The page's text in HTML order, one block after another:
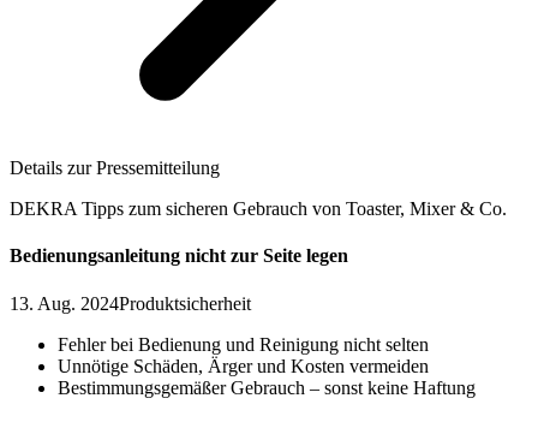
Details zur Pressemitteilung
DEKRA Tipps zum sicheren Gebrauch von Toaster, Mixer & Co.
Bedienungsanleitung nicht zur Seite legen
13. Aug. 2024Produktsicherheit
Fehler bei Bedienung und Reinigung nicht selten
Unnötige Schäden, Ärger und Kosten vermeiden
Bestimmungsgemäßer Gebrauch – sonst keine Haftung